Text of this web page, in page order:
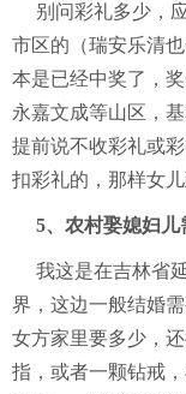
别问彩礼多少，
市区的（瑞安乐清
本是已经中奖了，
永嘉文成等山区，
提前说不收彩礼或
扣彩礼的，那样女
5、农村娶媳妇儿
我这是在吉林省
界，这边一般结婚
女方家里要多少，
指，或者一颗钻戒